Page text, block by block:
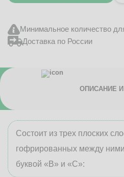
Минимальное количество
Доставка по России
ОПИСАНИЕ
Состоит из трех плоских
гофрированных между
буквой «В» и «С»: